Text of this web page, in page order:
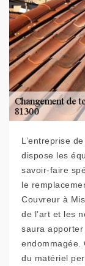
L’entreprise
dispose les
savoir-faire
le
Couvreur à
de l’art et les
saura
endommagée.
du matériel